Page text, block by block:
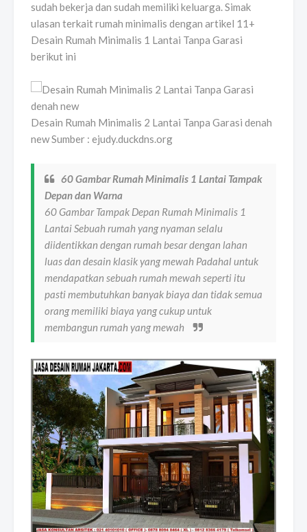
sudah bekerja dan sudah memiliki keluarga. Simak
ulasan terkait rumah minimalis dengan artikel 11+
Desain Rumah Minimalis 1 Lantai Tanpa Garasi
berikut ini
Desain Rumah Minimalis 2 Lantai Tanpa Garasi denah
new Sumber : ejudy.duckdns.org
60 Gambar Rumah Minimalis 1 Lantai Tampak
Depan dan Warna
60 Gambar Tampak Depan Rumah Minimalis 1
Lantai Sebuah rumah yang nyaman selalu
diidentikkan dengan rumah besar dengan lahan
luas dan desain klasik yang mewah Padahal untuk
mendapatkan sebuah rumah mewah seperti itu
pasti membutuhkan banyak biaya dan tidak semua
orang memiliki biaya yang cukup untuk
membangun rumah yang mewah